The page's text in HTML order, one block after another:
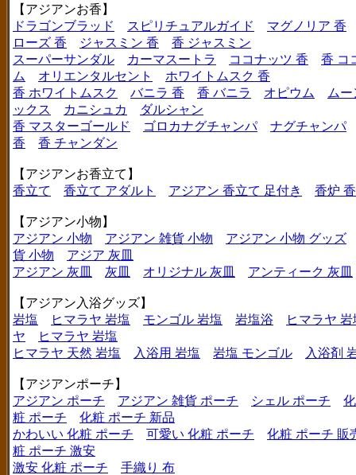
【アジアンお香】
ドラゴンブラッド
スピリチュアルガイド
マグノリア 香
ローズ 香
ジャスミン 香
香 ジャスミン
スーパーサンダル
カーマスートラ ココナッツ 香
香 コ
ム
オリエンタルセント
ホワイトムスク 香
香 ホワイトムスク
バニラ 香 香 バニラ オピウム
ムー
ックス
カニシュカ
ダルシャン
香 マスターゴールド
ゴロカナグチャンパ
ナグチャンパ
香
香 チャンダン
【アジアンお香立て】
香立て
香立て アダルト アジアン 香立て 足付き 香炉
【アジアン小物】
アジアン 小物
アジアン 雑貨 小物
アジアン 小物 グッズ
貨 小物
アジア 灰皿
アジアン 灰皿
灰皿 オリジナル 灰皿 アンティーク 灰皿
【アジアン入浴グッズ】
岩塩
ヒマラヤ 岩塩 モンゴル 岩塩 岩塩浴
ヒマラヤ
ヤ
ヒマラヤ 岩塩
ヒマラヤ 天然 岩塩
入浴用 岩塩 岩塩 モンゴル 入浴剤
【アジアンポーチ】
アジアン ポーチ
アジアン 雑貨 ポーチ シェル ポーチ
粧 ポーチ
化粧 ポーチ 新品
かわいい 化粧 ポーチ
可愛い 化粧 ポーチ
化粧 ポーチ 販
粧 ポーチ 激安
激安 化粧 ポーチ
手織り 布